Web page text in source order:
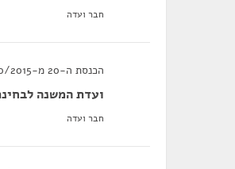
חבר ועדה
הכנסת ה-20 מ-27/10/2015 עד 30/04/2019
ועדת המשנה
חבר ועדה